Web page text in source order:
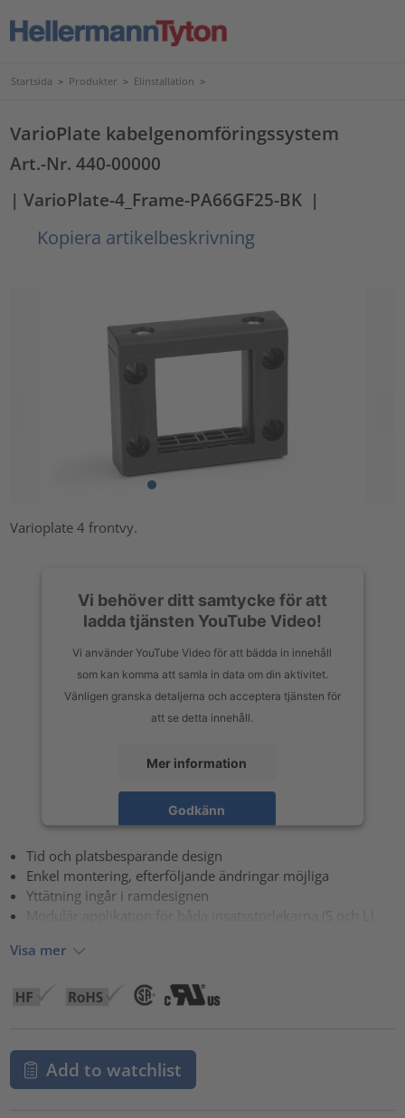
Startsida > Produkter > Elinstallation >
VarioPlate kabelgenomföringssystem
Art.-Nr. 440-00000
| VarioPlate-4_Frame-PA66GF25-BK |
Kopiera artikelbeskrivning
Varioplate 4 frontvy.
Vi behöver ditt samtycke för att
ladda tjänsten YouTube Video!
Vi använder YouTube Video för att bädda in innehåll
som kan komma att samla in data om din aktivitet.
Vänligen granska detaljerna och acceptera tjänsten för
att se detta innehåll.
Mer information
Godkänn
Tid och platsbesparande design
Enkel montering, efterföljande ändringar möjliga
Yttätning ingår i ramdesignen
Modulär applikation för båda insatsstorlekarna (S och L)
Visa mer
Add to watchlist